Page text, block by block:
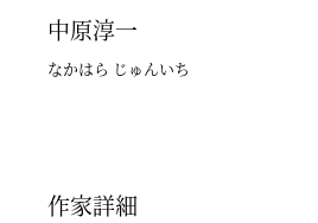
中原淳一
なかはら じゅんいち
作家詳細